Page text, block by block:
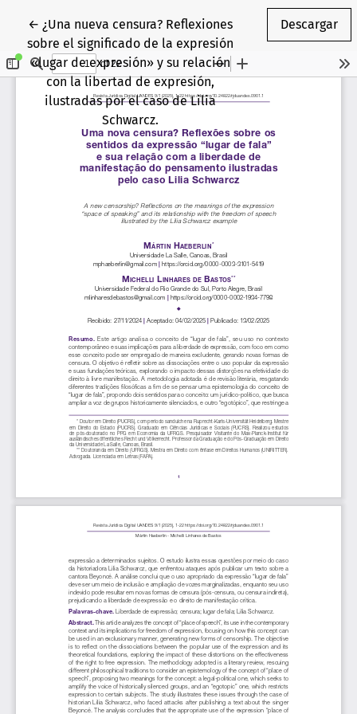
← Volver a los detalles del artículo
¿Una nueva censura? Reflexiones
sobre el significado de la expresión
«lugar de expresión» y su relación
con la libertad de expresión,
ilustradas por el caso de Lilia
Schwarcz.
Descargar